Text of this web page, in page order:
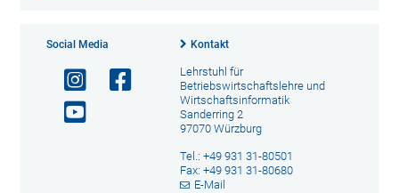
Social Media Kontakt
Lehrstuhl für
Betriebswirtschaftslehre und
Wirtschaftsinformatik
Sanderring 2
97070 Würzburg
Tel.: +49 931 31-80501
Fax: +49 931 31-80680
E-Mail